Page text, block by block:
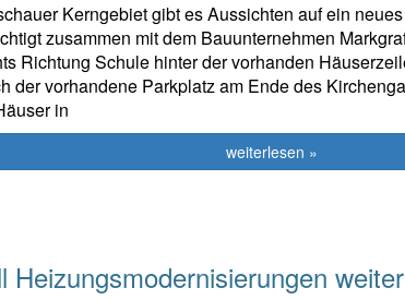
Kerngebiet gibt es Aussichten auf ein
zusammen mit dem Bauunternehmen
Richtung Schule hinter der vorhanden
der vorhandene Parkplatz am Ende des
in
weiterlesen »
Heizungsmodernisierungen